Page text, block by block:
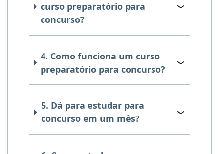
curso preparatório para
concurso?
4. Como funciona um curso
preparatório para concurso?
5. Dá para estudar para
concurso em um mês?